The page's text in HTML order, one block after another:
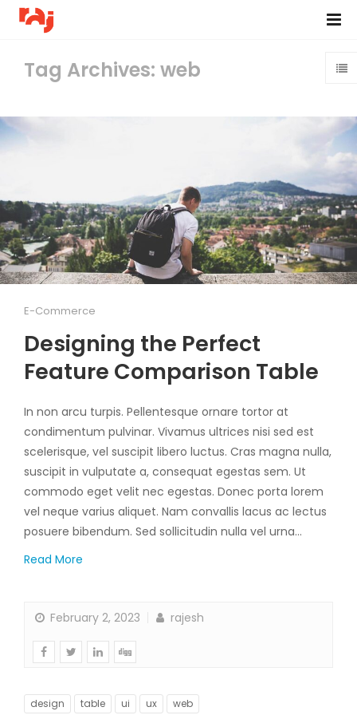
Tag Archives: web
E-Commerce
Designing the Perfect
Feature Comparison Table
In non arcu turpis. Pellentesque ornare tortor at
condimentum pulvinar. Vivamus ultrices nisi sed est
scelerisque, vel suscipit libero luctus. Cras magna nulla,
suscipit in vulputate a, consequat egestas sem. Ut
commodo eget velit nec egestas. Donec porta lorem
vel neque varius aliquet. Nam convallis lacus ac lectus
posuere bibendum. Sed sollicitudin nulla vel urna…
Read More
February 2, 2023 rajesh
design table ui ux web